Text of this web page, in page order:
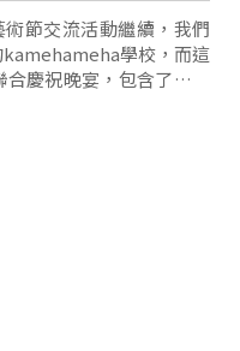
節交流活動繼續，我們
學校，而這
慶祝晚宴，包含了台灣
席，而主辦方更是貼心